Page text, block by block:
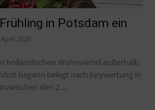
in Potsdam ein
2026
holländischen Wohnviertel außerhalb
begann belegt nach Jurywertung in
den 2....